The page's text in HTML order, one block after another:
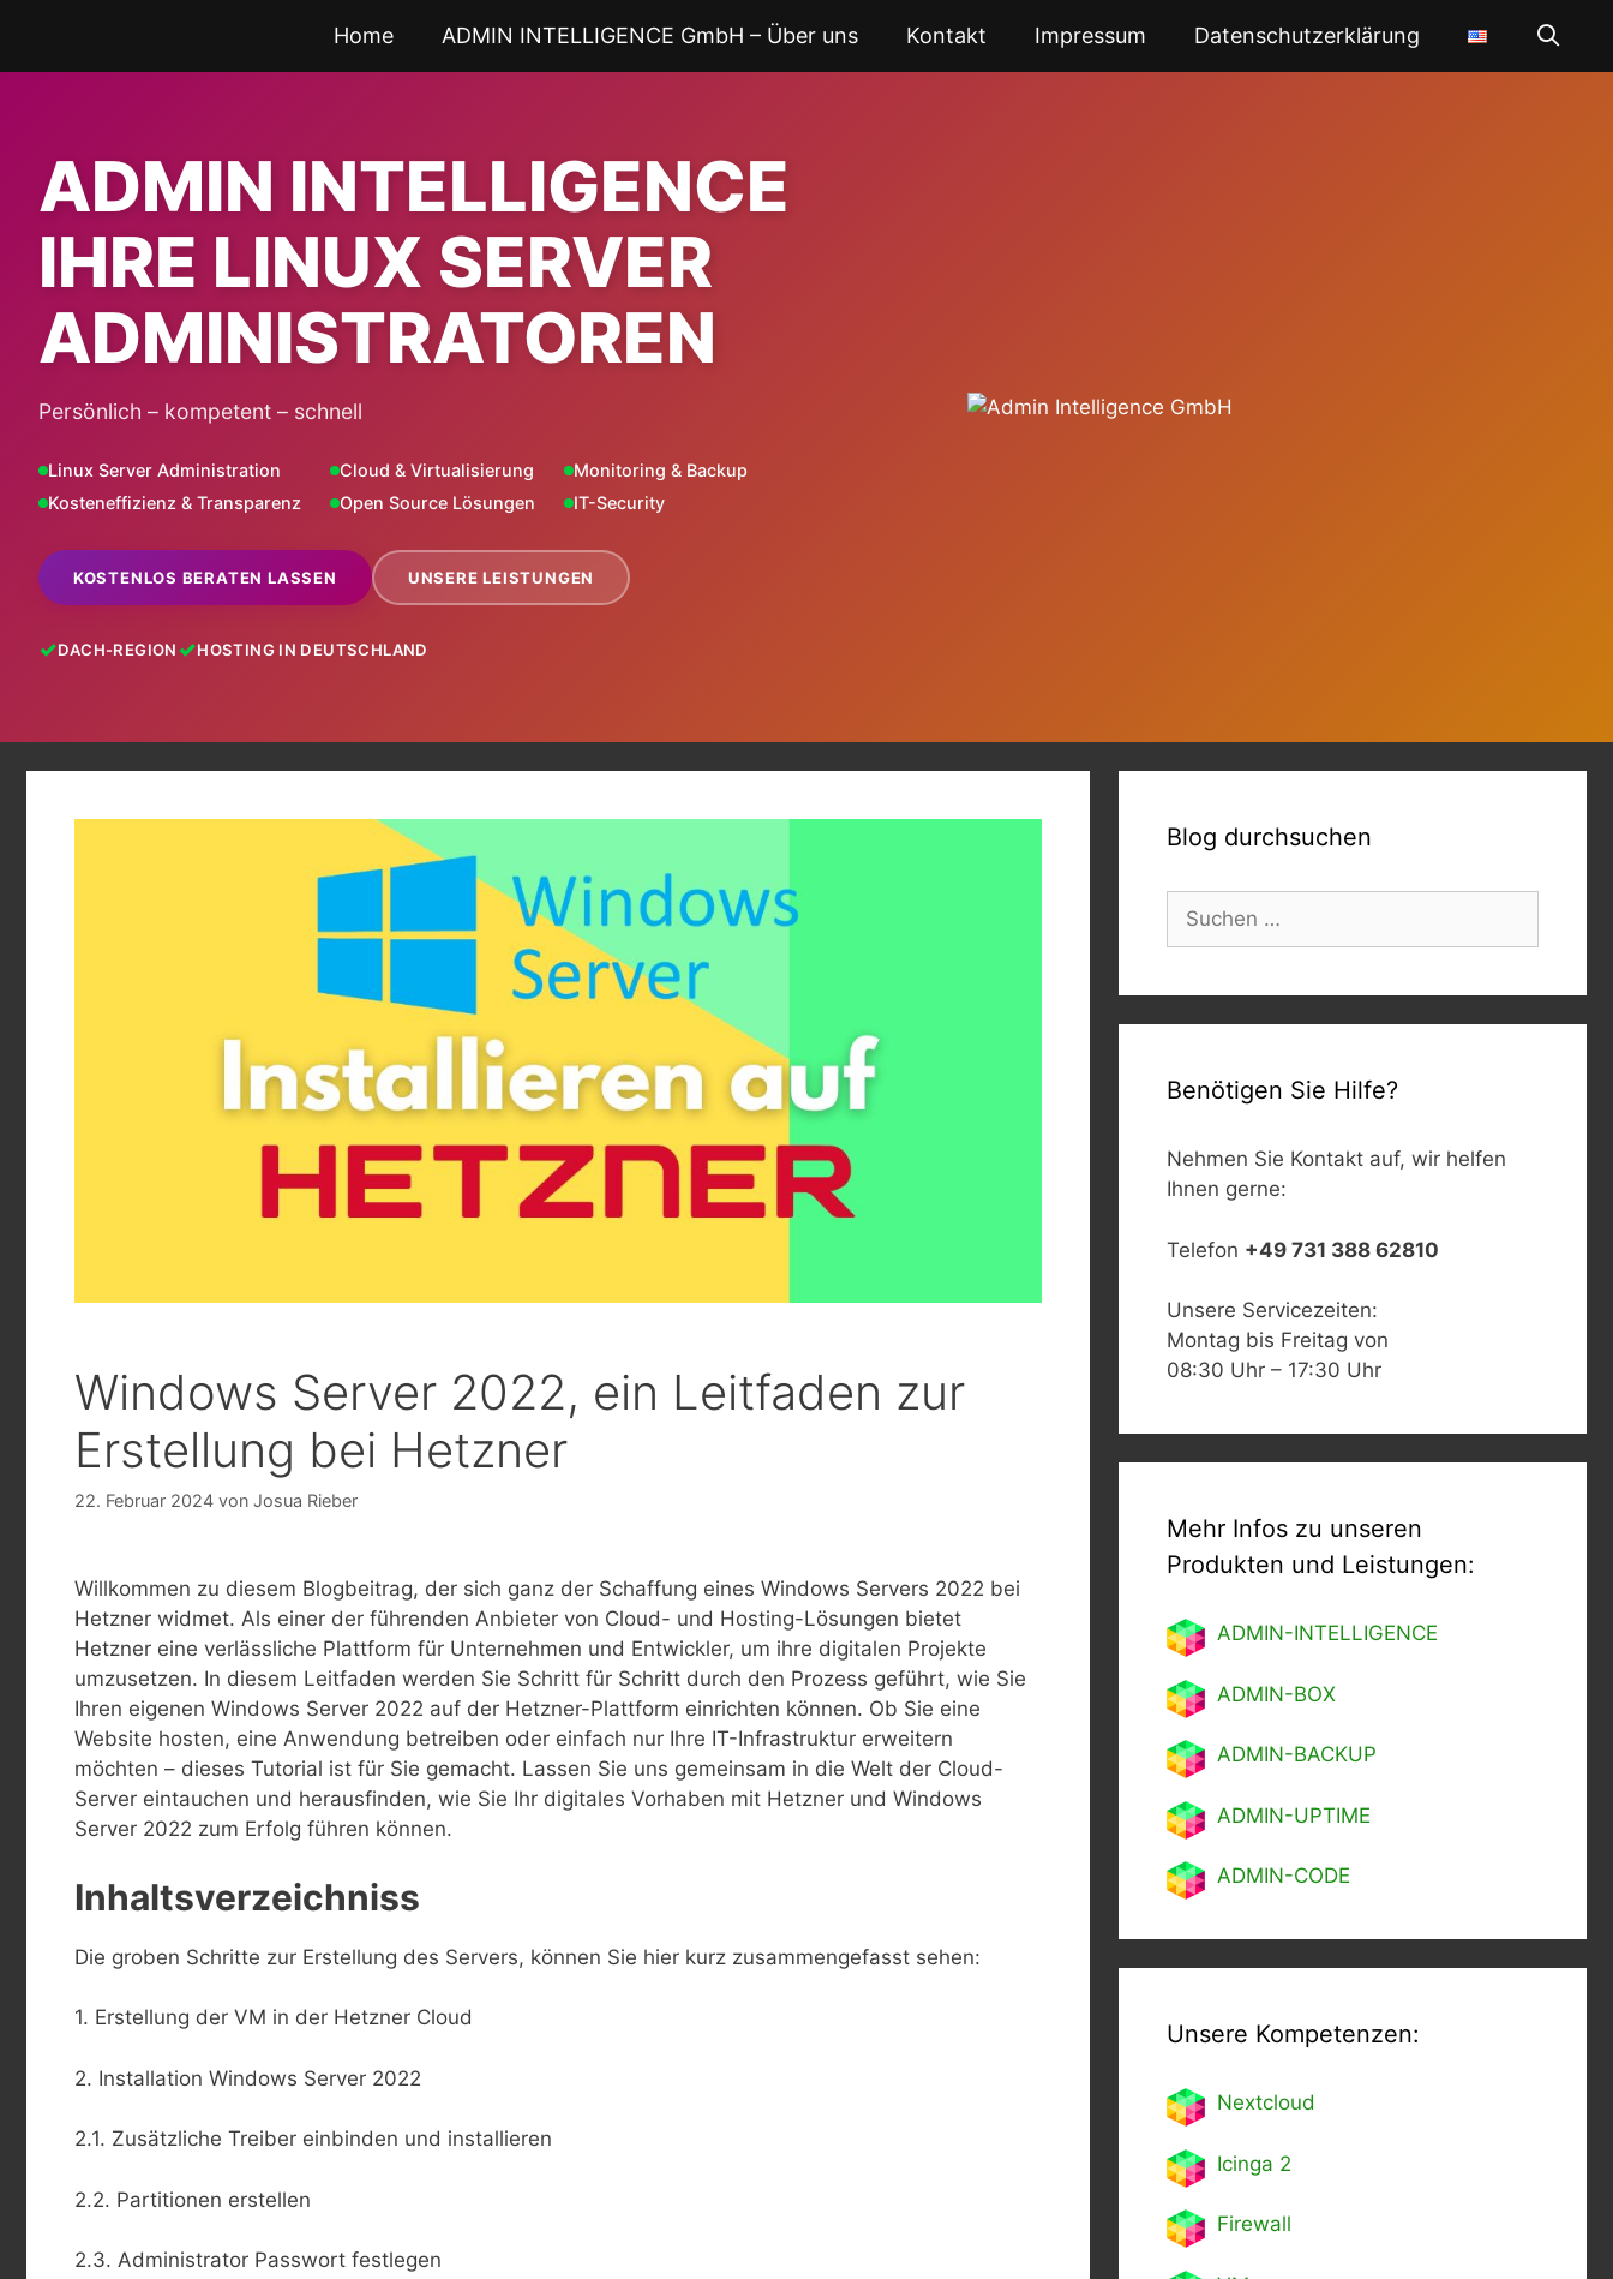
springen
Home ADMIN INTELLIGENCE GmbH – Über uns Kontakt Impressum Datenschutzerklärung
ADMIN INTELLIGENCE
IHRE LINUX SERVER
ADMINISTRATOREN
Persönlich – kompetent – schnell
Linux Server Administration Cloud & Virtualisierung
Monitoring & Backup
Kosteneffizienz & Transparenz
Open Source Lösungen IT-Security
KOSTENLOS BERATEN LASSEN UNSERE LEISTUNGEN
DACH-REGION HOSTING IN DEUTSCHLAND
Windows Server 2022, ein Leitfaden zur
Erstellung bei Hetzner
22. Februar 2024 von Josua Rieber
Willkommen zu diesem Blogbeitrag, der sich ganz der Schaffung eines Windows Servers 2022 bei
Hetzner widmet. Als einer der führenden Anbieter von Cloud- und Hosting-Lösungen bietet
Hetzner eine verlässliche Plattform für Unternehmen und Entwickler, um ihre digitalen Projekte
umzusetzen. In diesem Leitfaden werden Sie Schritt für Schritt durch den Prozess geführt, wie Sie
Ihren eigenen Windows Server 2022 auf der Hetzner-Plattform einrichten können. Ob Sie eine
Website hosten, eine Anwendung betreiben oder einfach nur Ihre IT-Infrastruktur erweitern
möchten – dieses Tutorial ist für Sie gemacht. Lassen Sie uns gemeinsam in die Welt der Cloud-
Server eintauchen und herausfinden, wie Sie Ihr digitales Vorhaben mit Hetzner und Windows
Server 2022 zum Erfolg führen können.
Inhaltsverzeichniss
Die groben Schritte zur Erstellung des Servers, können Sie hier kurz zusammengefasst sehen:
1. Erstellung der VM in der Hetzner Cloud
2. Installation Windows Server 2022
2.1. Zusätzliche Treiber einbinden und installieren
2.2. Partitionen erstellen
2.3. Administrator Passwort festlegen
Blog durchsuchen
Suchen
nach:
Benötigen Sie Hilfe?
Nehmen Sie Kontakt auf, wir helfen
Ihnen gerne:
Telefon +49 731 388 62810
Unsere Servicezeiten:
Montag bis Freitag von
08:30 Uhr – 17:30 Uhr
Mehr Infos zu unseren
Produkten und Leistungen:
ADMIN-INTELLIGENCE
ADMIN-BOX
ADMIN-BACKUP
ADMIN-UPTIME
ADMIN-CODE
Unsere Kompetenzen:
Nextcloud
Icinga 2
Firewall